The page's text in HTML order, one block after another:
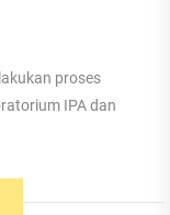
proses
IPA dan